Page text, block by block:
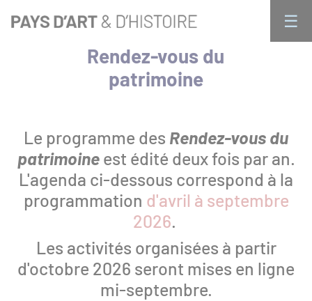
au
☰
Qui sommes nous ?
Activités
Public individuel : les rendez-vous du
Visites en groupe
Rendez-vous du
patrimoine
Le programme des Rendez-vous du
patrimoineest édité deux fois par an.
L'agenda ci-dessous correspond à la
programmation d'avril à septembre
2026.
Les activités organisées à partir
d'octobre 2026 seront mises en ligne
mi-septembre.